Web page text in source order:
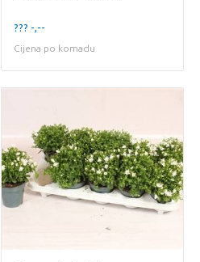
??? -,--
Cijena po komadu